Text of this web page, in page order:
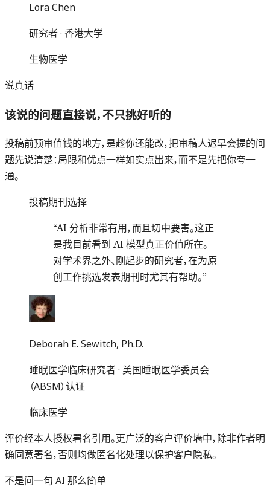
Lora Chen
研究者 · 香港大学
生物医学
说真话
该说的问题直接说，不只挑好听的
投稿前预审值钱的地方，是趁你还能改，把审稿人迟早会提的问
题先说清楚：局限和优点一样如实点出来，而不是先把你夸一
通。
投稿期刊选择
“AI 分析非常有用，而且切中要害。这正
是我目前看到 AI 模型真正价值所在。
对学术界之外、刚起步的研究者，在为原
创工作挑选发表期刊时尤其有帮助。”
Deborah E. Sewitch, Ph.D.
睡眠医学临床研究者 · 美国睡眠医学委员会
（ABSM）认证
临床医学
评价经本人授权署名引用。更广泛的客户评价墙中，除非作者明
确同意署名，否则均做匿名化处理以保护客户隐私。
不是问一句 AI 那么简单